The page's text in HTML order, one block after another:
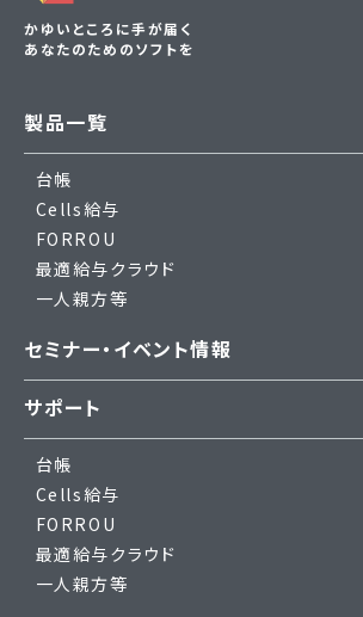
かゆいところに手が届く
あなたのためのソフトを
製品一覧
台帳
Cells給与
FORROU
最適給与クラウド
一人親方等
セミナー・イベント情報
サポート
台帳
Cells給与
FORROU
最適給与クラウド
一人親方等